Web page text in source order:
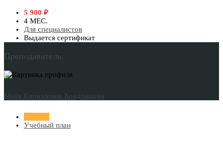
5 900 ₽
4 МЕС.
Для специалистов
Выдается сертификат
Преподаватель:
Майя Кирилловна Кондрашева
Учебный план